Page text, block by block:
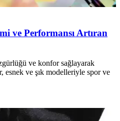
ve Performansı Artıran
ve konfor sağlayarak
esnek ve şık modelleriyle spor ve